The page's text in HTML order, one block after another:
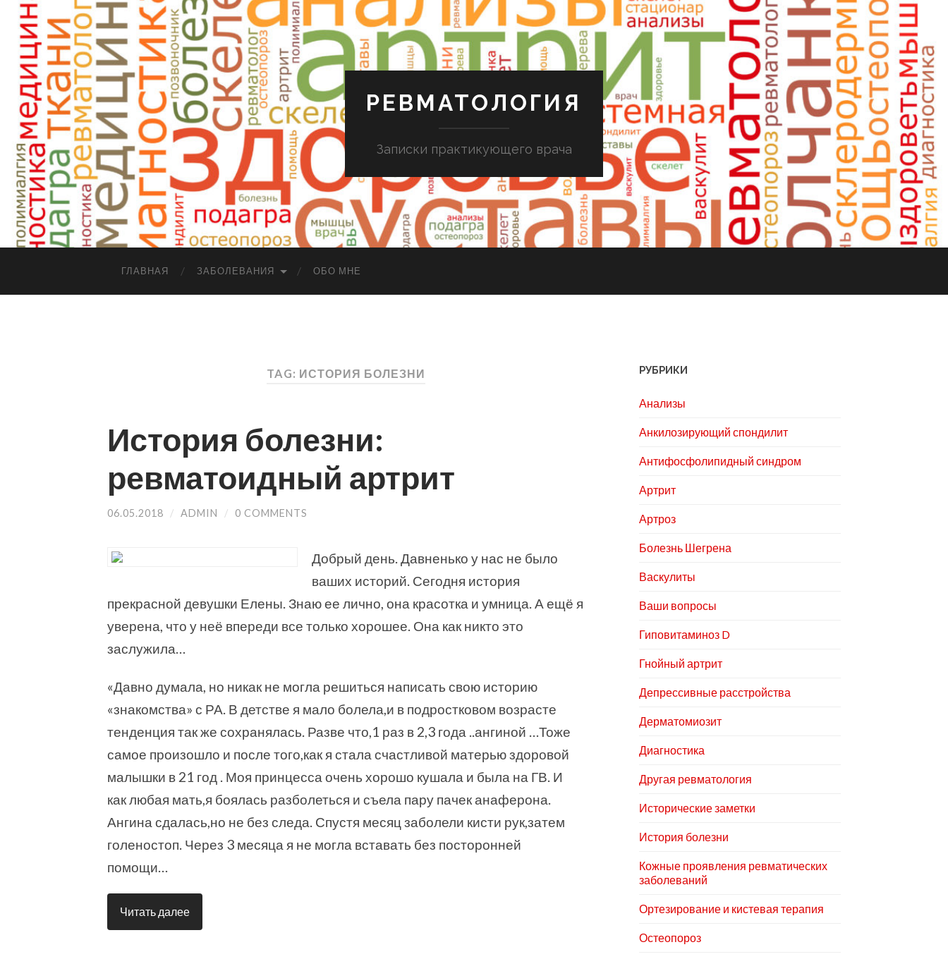
РЕВМАТОЛОГИЯ
Записки практикующего врача
ГЛАВНАЯ ЗАБОЛЕВАНИЯ ОБО МНЕ
TAG: ИСТОРИЯ БОЛЕЗНИ
История болезни:
ревматоидный артрит
06.05.2018 / ADMIN / 0 COMMENTS
Добрый день. Давненько у нас не было
ваших историй. Сегодня история
прекрасной девушки Елены. Знаю ее лично, она красотка и умница. А ещё я
уверена, что у неё впереди все только хорошее. Она как никто это
заслужила…
«Давно думала, но никак не могла решиться написать свою историю
«знакомства» с РА. В детстве я мало болела,и в подростковом возрасте
тенденция так же сохранялась. Разве что,1 раз в 2,3 года ..ангиной …Тоже
самое произошло и после того,как я стала счастливой матерью здоровой
малышки в 21 год . Моя принцесса очень хорошо кушала и была на ГВ. И
как любая мать,я боялась разболеться и съела пару пачек анаферона.
Ангина сдалась,но не без следа. Спустя месяц заболели кисти рук,затем
голеностоп. Через 3 месяца я не могла вставать без посторонней
помощи…
Читать далее
РУБРИКИ
Анализы
Анкилозирующий спондилит
Антифосфолипидный синдром
Артрит
Артроз
Болезнь Шегрена
Васкулиты
Ваши вопросы
Гиповитаминоз D
Гнойный артрит
Депрессивные расстройства
Дерматомиозит
Диагностика
Другая ревматология
Исторические заметки
История болезни
Кожные проявления ревматических
заболеваний
Ортезирование и кистевая терапия
Остеопороз